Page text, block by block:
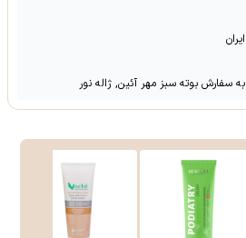
ایران
به سفارش بوته سبز مهر آئین, ژاله نور